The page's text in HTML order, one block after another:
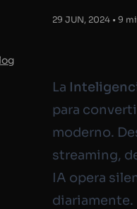
29 JUN, 2024 • 9
La
para
moderno.
streaming,
IA opera
diariamente.